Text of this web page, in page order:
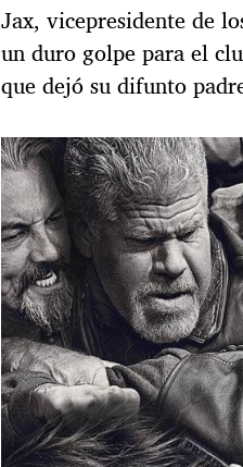
Jax, vicepresidente de
un duro golpe para el
que dejó su difunto